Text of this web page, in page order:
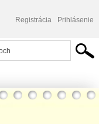
Registrácia Prihlásenie